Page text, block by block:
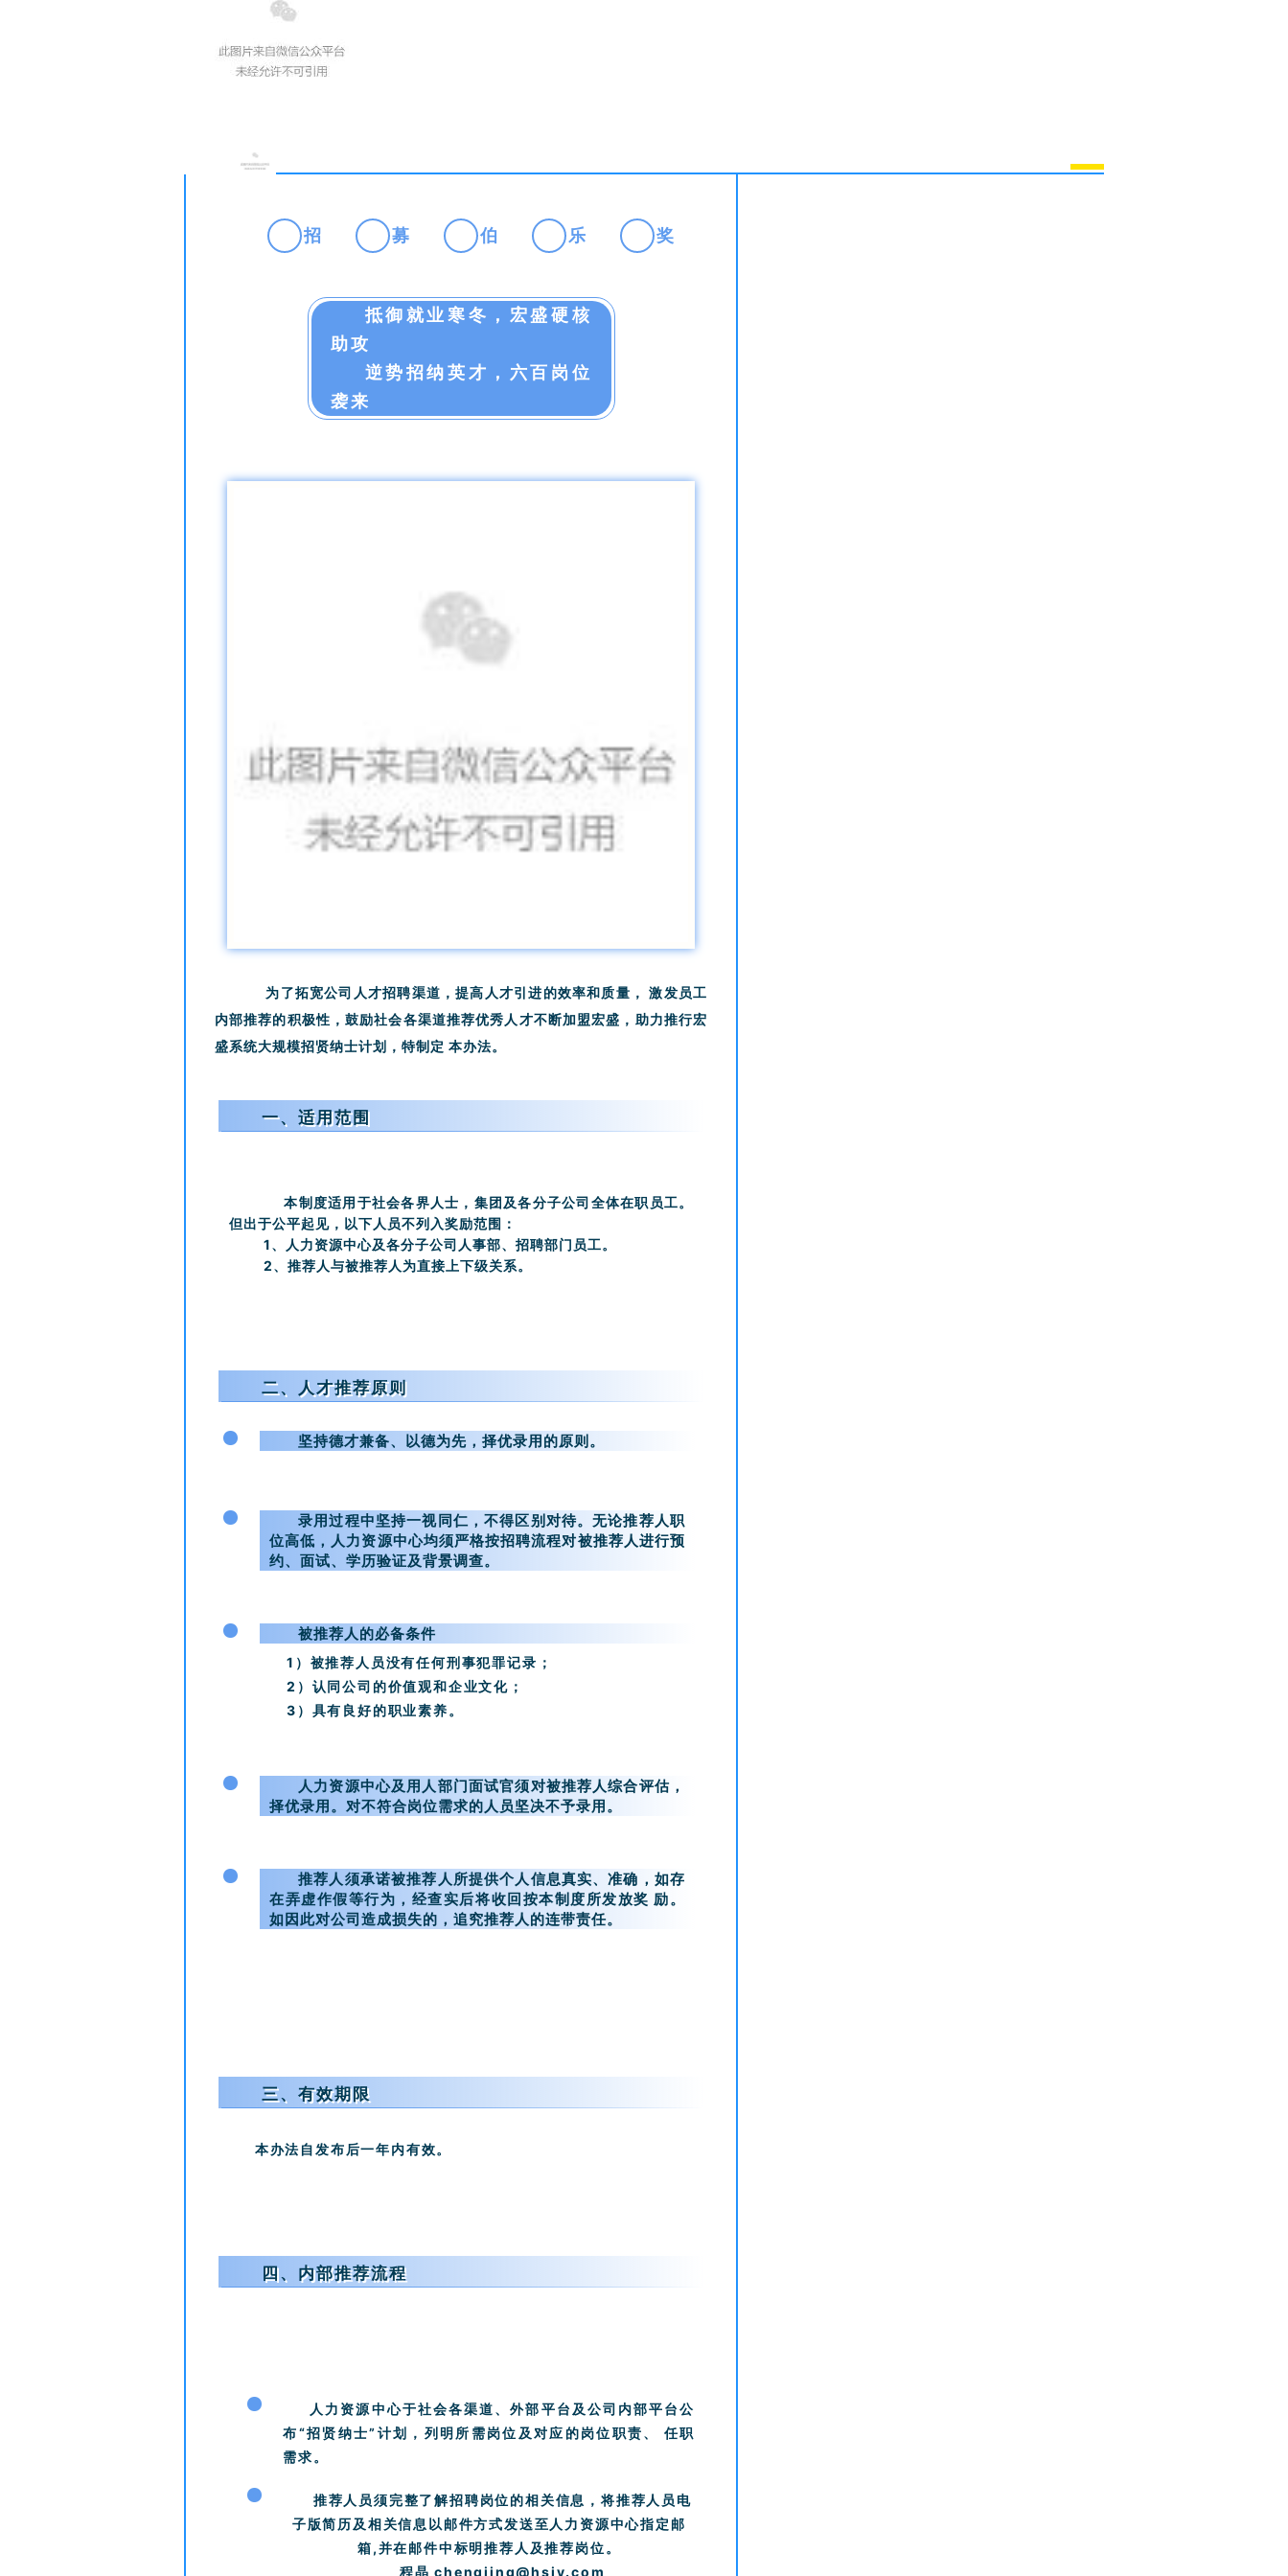
招 募 伯 乐 奖
抵御就业寒冬，宏盛硬核
助攻
逆势招纳英才，六百岗位
袭来
为了拓宽公司人才招聘渠道，提高人才引进的效率和质量， 激发员工
内部推荐的积极性，鼓励社会各渠道推荐优秀人才不断加盟宏盛，助力推行宏
盛系统大规模招贤纳士计划，特制定 本办法。
一、适用范围
本制度适用于社会各界人士，集团及各分子公司全体在职员工。
但出于公平起见，以下人员不列入奖励范围：
1、人力资源中心及各分子公司人事部、招聘部门员工。
2、推荐人与被推荐人为直接上下级关系。
二、人才推荐原则
坚持德才兼备、以德为先，择优录用的原则。
录用过程中坚持一视同仁，不得区别对待。无论推荐人职
位高低，人力资源中心均须严格按招聘流程对被推荐人进行预
约、面试、学历验证及背景调查。
被推荐人的必备条件
1）被推荐人员没有任何刑事犯罪记录；
2）认同公司的价值观和企业文化；
3）具有良好的职业素养。
人力资源中心及用人部门面试官须对被推荐人综合评估，
择优录用。对不符合岗位需求的人员坚决不予录用。
推荐人须承诺被推荐人所提供个人信息真实、准确，如存
在弄虚作假等行为，经查实后将收回按本制度所发放奖 励。
如因此对公司造成损失的，追究推荐人的连带责任。
三、有效期限
本办法自发布后一年内有效。
四、内部推荐流程
人力资源中心于社会各渠道、外部平台及公司内部平台公
布“招贤纳士”计划，列明所需岗位及对应的岗位职责、 任职
需求。
推荐人员须完整了解招聘岗位的相关信息，将推荐人员电
子版简历及相关信息以邮件方式发送至人力资源中心指定邮
箱,并在邮件中标明推荐人及推荐岗位。
程晶 chengjing@hsjy.com